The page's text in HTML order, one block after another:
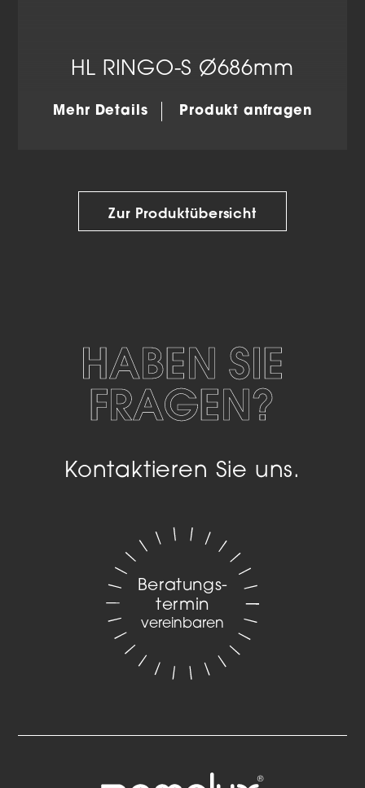
HL RINGO-S Ø686mm
Mehr Details Produkt anfragen
Zur Produktübersicht
HABEN SIE
FRAGEN?
Kontaktieren Sie uns.
Beratungs­
termin
vereinbaren